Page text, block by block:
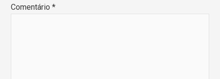
Comentário*